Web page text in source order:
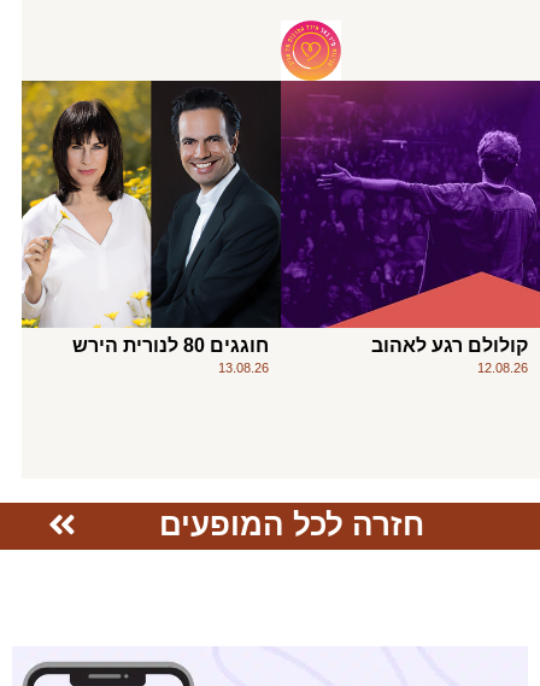
קולולם רגע לאהוב
12.08.26
חוגגים 80 לנורית הירש
13.08.26
חזרה לכל המופעים